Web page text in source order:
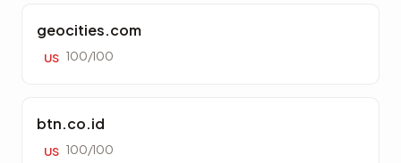
geocities.com
US 100/100
btn.co.id
US 100/100